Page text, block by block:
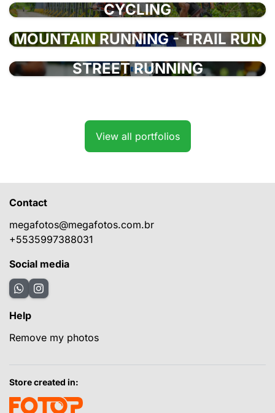
CYCLING
MOUNTAIN RUNNING - TRAIL RUN
STREET RUNNING
View all portfolios
Contact
megafotos@megafotos.com.br
+5535997388031
Social media
Help
Remove my photos
Store created in: